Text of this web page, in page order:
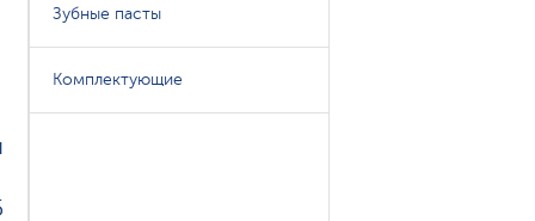
Зубные пасты
Комплектующие